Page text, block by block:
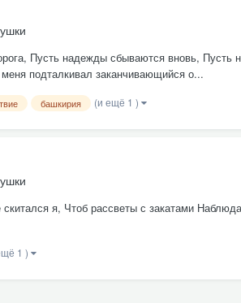
Пусть надежды сбываются вновь,
подталкивал заканчивающийся о...
башкирия (и ещё 1 )
скитался я, Чтоб рассветы с закатами
1 )